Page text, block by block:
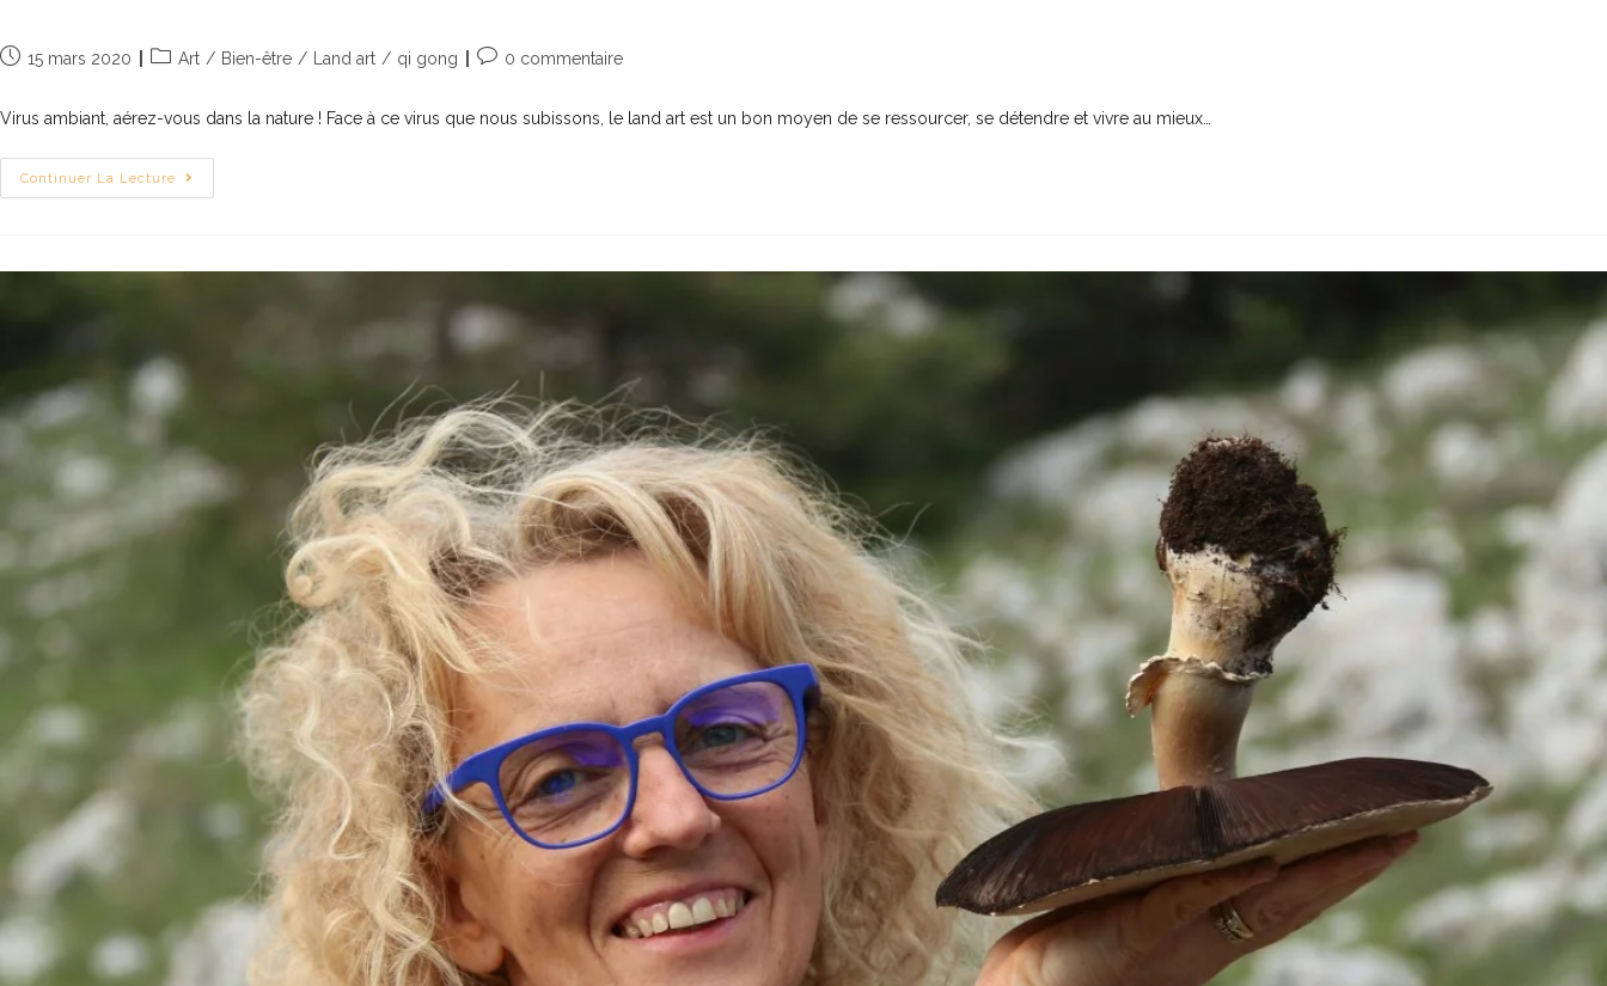
15 mars 2020 Art / Bien-être / Land art / qi gong 0 commentaire
Virus ambiant, aérez-vous dans la nature ! Face à ce virus que nous subissons, le land art est un bon moyen de se ressourcer, se détendre et vivre au mieux…
Continuer La Lecture